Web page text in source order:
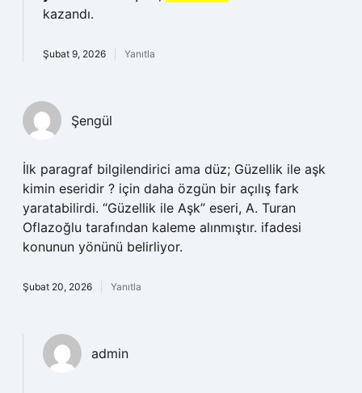
kazandı.
Şubat 9, 2026 Yanıtla
Şengül
İlk paragraf bilgilendirici ama düz; Güzellik ile aşk
kimin eseridir ? için daha özgün bir açılış fark
yaratabilirdi. “Güzellik ile Aşk” eseri, A. Turan
Oflazoğlu tarafından kaleme alınmıştır. ifadesi
konunun yönünü belirliyor.
Şubat 20, 2026 Yanıtla
admin